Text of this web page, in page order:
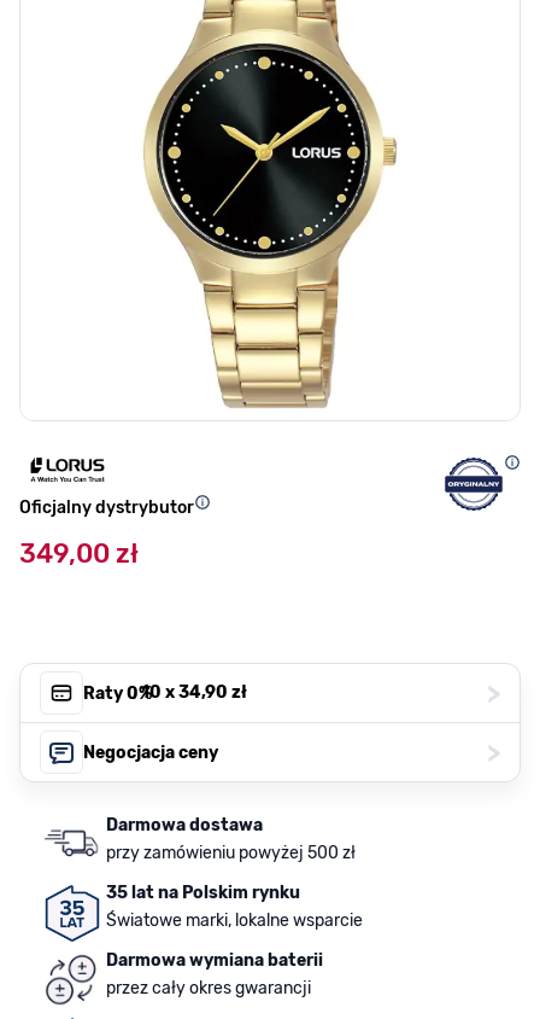
Oficjalny dystrybutor
349,00 zł
Raty 0%, 10 x34,90 zł >
Negocjacja ceny >
Darmowa dostawa
przy zamówieniu powyżej 500 zł
35 lat na Polskim rynku
Światowe marki, lokalne wsparcie
Darmowa wymiana baterii
przez cały okres gwarancji